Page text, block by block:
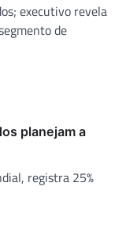
executivo revela
de
planejam a
registra 25%